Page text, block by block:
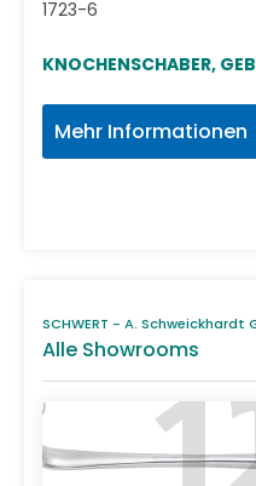
1723-6
KNOCHENSCHABER,
Mehr Informationen
SCHWERT - A. Schweickhardt
Alle Showrooms